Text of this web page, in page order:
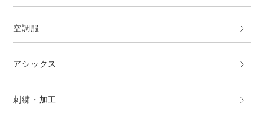
東洋物産工業 マック
弘進ゴム TJMデザイン
藤井電工 福山ゴム工業
空調服
アシックス
刺繍・加工